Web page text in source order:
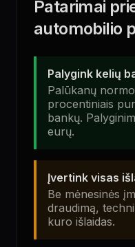
Patarimai
automobilio
Palygink kelių
Palūkanų
procentiniais
bankų.
eurų.
Įvertink visas
Be mėnesinės
draudimą,
kuro išlaidas.